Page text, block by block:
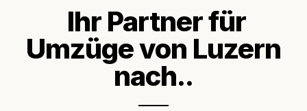
Ihr Partner für
Umzüge von Luzern
nach..